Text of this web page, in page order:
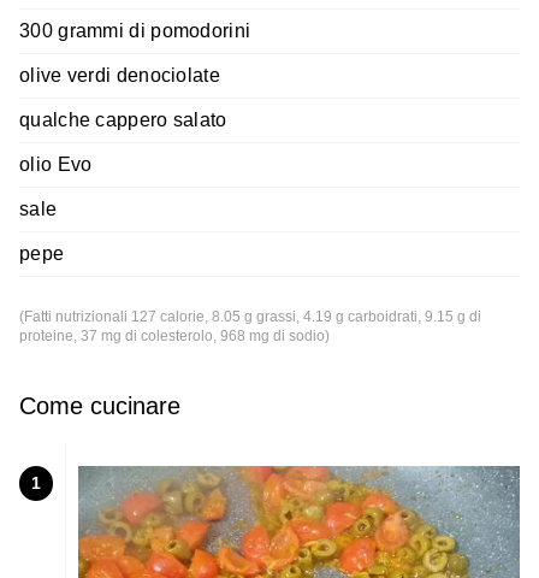
300 grammi di pomodorini
olive verdi denociolate
qualche cappero salato
olio Evo
sale
pepe
(Fatti nutrizionali 127 calorie, 8.05 g grassi, 4.19 g carboidrati, 9.15 g di
proteine, 37 mg di colesterolo, 968 mg di sodio)
Come cucinare
1